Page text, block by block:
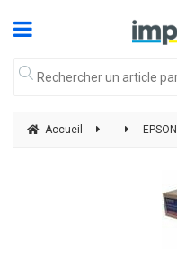
Accueil